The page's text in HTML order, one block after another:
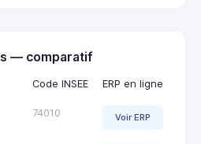
— comparatif
Code INSEE ERP en ligne
74010 Voir ERP